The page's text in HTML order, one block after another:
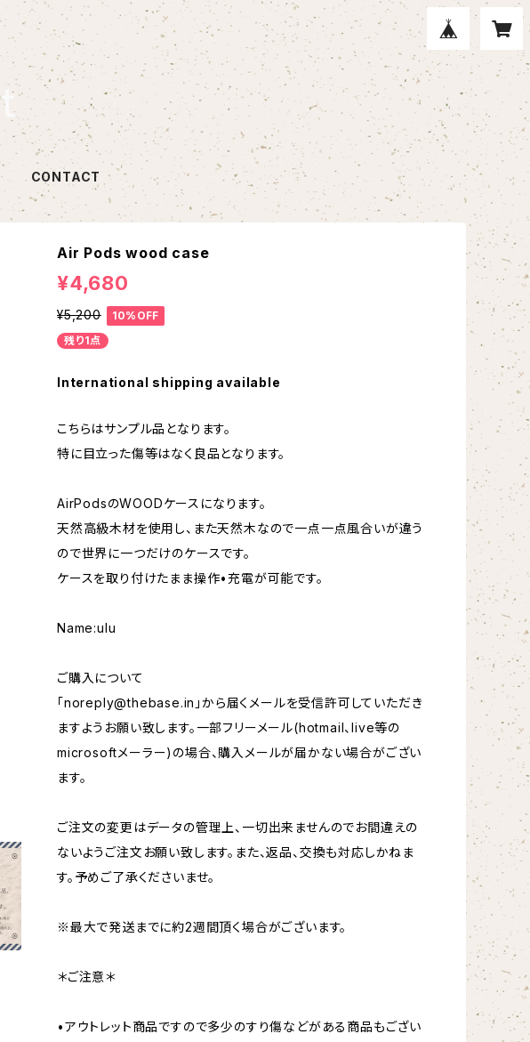
CONTACT
Air Pods wood case
¥4,680
¥5,200
10%OFF
残り1点
International shipping available
こちらはサンプル品となります。
特に目立った傷等はなく良品となります。
AirPodsのWOODケースになります。
天然高級木材を使用し、また天然木なので一点一点風合いが違う
ので世界に一つだけのケースです。
ケースを取り付けたまま操作•充電が可能です。
Name:ulu
ご購入について
「noreply@thebase.in 」から届くメールを受信許可していただき
ますようお願い致します。一部フリーメール(hotmail、live等の
microsoftメーラー)の場合、購入メールが届かない場合がござい
ます。
ご注文の変更はデータの管理上、一切出来ませんのでお間違えの
ないようご注文お願い致します。また、返品、交換も対応しかねま
す。予めご了承くださいませ。
※最大で発送までに約2週間頂く場合がございます。
＊ご注意＊
•アウトレット商品ですので多少のすり傷などがある商品もござい